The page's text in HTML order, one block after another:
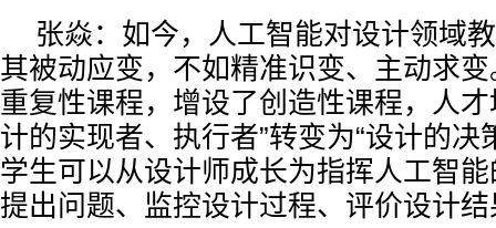
张焱：如今，人工智能对设计领域
其被动应变，不如精准识变、主动求
重复性课程，增设了创造性课程，人才
计的实现者、执行者”转变为“设计的决
学生可以从设计师成长为指挥人工智
提出问题、监控设计过程、评价设计